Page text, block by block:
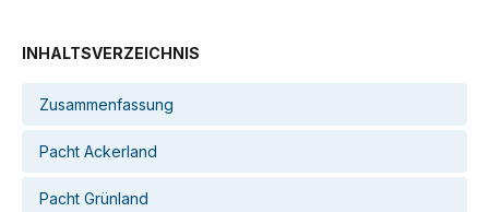
INHALTSVERZEICHNIS
Zusammenfassung
Pacht Ackerland
Pacht Grünland